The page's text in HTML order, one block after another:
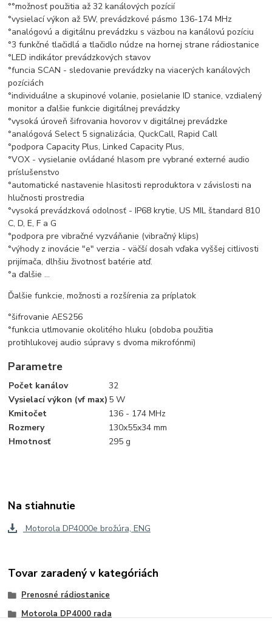
°°možnosť použitia až 32 kanálových pozícií
°vysielací výkon až 5W, prevádzkové pásmo 136-174 MHz
°analógovú a digitálnu prevádzku s väzbou na kanálovú pozíciu
°3 funkčné tlačidlá a tlačidlo núdze na hornej strane rádiostanice
°LED indikátor prevádzkových stavov
°funcia SCAN - sledovanie prevádzky na viacerých kanálových
pozíciách
°individuálne a skupinové volanie, posielanie ID stanice, vzdialený
monitor a ďalšie funkcie digitálnej prevádzky
°vysoká úroveň šifrovania hovorov v digitálnej prevádzke
°analógová Select 5 signalizácia, QuckCall, Rapid Call
°podpora Capacity Plus, Linked Capacity Plus,
°VOX - vysielanie ovládané hlasom pre vybrané externé audio
príslušenstvo
°automatické nastavenie hlasitosti reproduktora v závislosti na
hlučnosti prostredia
°vysoká prevádzková odolnosť - IP68 krytie, US MIL štandard 810
C, D, E, F a G
°podpora pre vibračné vyzváňanie (vibračný klips)
°výhody z inovácie "e" verzia - väčší dosah vďaka vyššej citlivosti
prijímača, dlhšiu životnosť batérie atď.
°a ďalšie ...
Ďalšie funkcie, možnosti a rozšírenia za príplatok
°šifrovanie AES256
°funkcia utlmovanie okolitého hluku (obdoba použitia
protihlukovej audio súpravy s dvoma mikrofónmi)
Parametre
Počet kanálov
32
Vysielací výkon (vf max) 5 W
Kmitočet
136 - 174 MHz
Rozmery
130x55x34 mm
Hmotnosť
295 g
Na stiahnutie
Motorola DP4000e brožúra, ENG
Tovar zaradený v kategóriách
Prenosné rádiostanice
Motorola DP4000 rada